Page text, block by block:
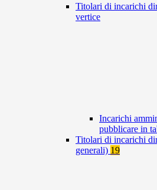
Titolari di incarichi
vertice
Incarichi
pubblicare in
Titolari di incarichi
generali) 19